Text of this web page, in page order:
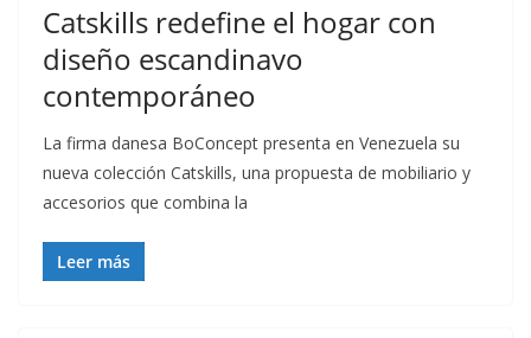
Catskills redefine el hogar con
diseño escandinavo
contemporáneo
La firma danesa BoConcept presenta en Venezuela su
nueva colección Catskills, una propuesta de mobiliario y
accesorios que combina la
Leer más